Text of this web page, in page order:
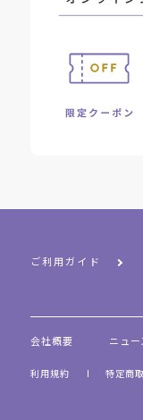
ご利用ガイド
会社概要 ニュ
利用規約 特定商